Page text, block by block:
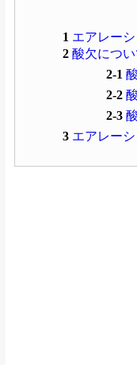
1 エアレー
2酸欠につい
2-1
2-2
2-3
3エアレーシ